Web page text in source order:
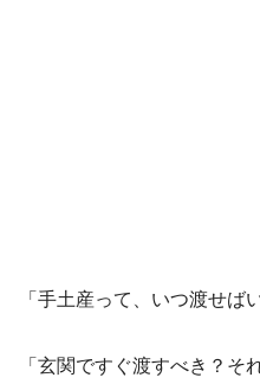
「手土産って、いつ渡せば
「玄関ですぐ渡すべき？そ